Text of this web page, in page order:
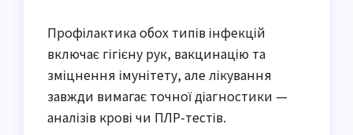
Профілактика обох типів інфекцій
включає гігієну рук, вакцинацію та
зміцнення імунітету, але лікування
завжди вимагає точної діагностики —
аналізів крові чи ПЛР-тестів.